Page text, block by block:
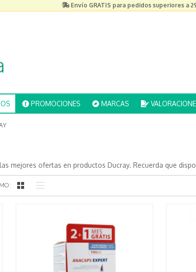
Envío GRATIS para pedidos superiores a
PROMOCIONES MARCAS
mejores ofertas en productos Ducray. Recuerda que